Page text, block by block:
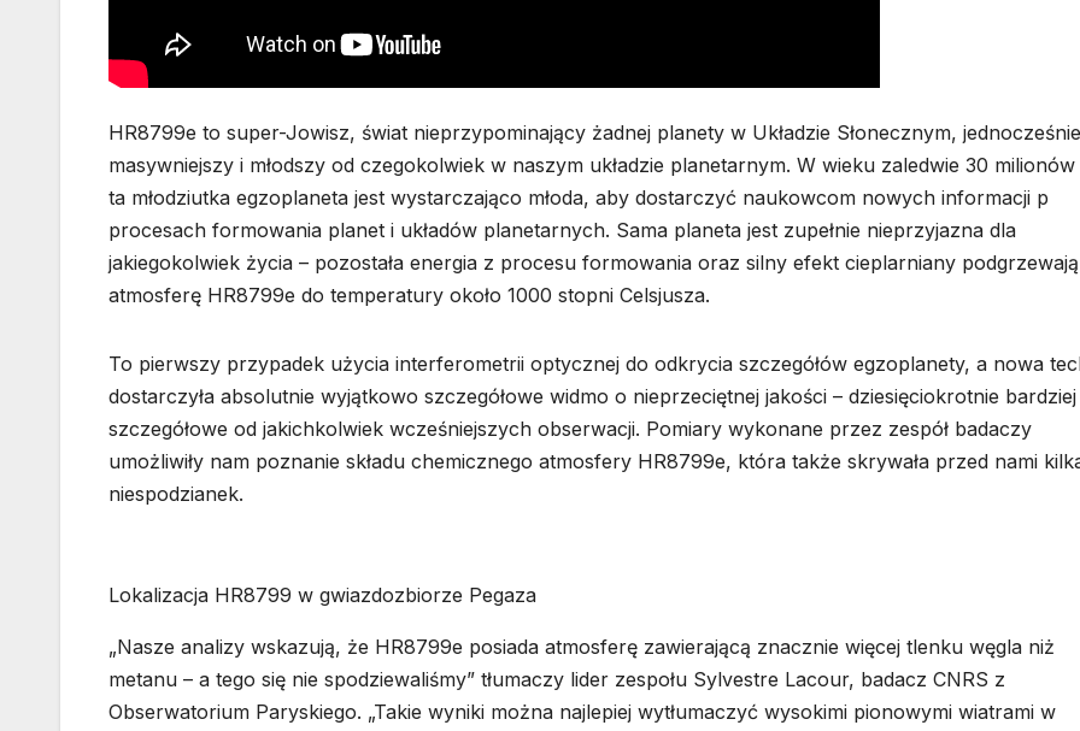
HR8799e to super-Jowisz, świat nieprzypominający żadnej planety w Układzie Słonecznym, jednocześnie
masywniejszy i młodszy od czegokolwiek w naszym układzie planetarnym. W wieku zaledwie 30
ta młodziutka egzoplaneta jest wystarczająco młoda, aby dostarczyć naukowcom nowych informacji p
procesach formowania planet i układów planetarnych. Sama planeta jest zupełnie nieprzyjazna dla
jakiegokolwiek życia – pozostała energia z procesu formowania oraz silny efekt cieplarniany podgrzewają
atmosferę HR8799e do temperatury około 1000 stopni Celsjusza.
To pierwszy przypadek użycia interferometrii optycznej do odkrycia szczegółów egzoplanety, a nowa
dostarczyła absolutnie wyjątkowo szczegółowe widmo o nieprzeciętnej jakości – dziesięciokrotnie bardziej
szczegółowe od jakichkolwiek wcześniejszych obserwacji. Pomiary wykonane przez zespół badaczy
umożliwiły nam poznanie składu chemicznego atmosfery HR8799e, która także skrywała przed nami
niespodzianek.
Lokalizacja HR8799 w gwiazdozbiorze Pegaza
„Nasze analizy wskazują, że HR8799e posiada atmosferę zawierającą znacznie więcej tlenku węgla niż
metanu – a tego się nie spodziewaliśmy” tłumaczy lider zespołu Sylvestre Lacour, badacz CNRS z
Obserwatorium Paryskiego. „Takie wyniki można najlepiej wytłumaczyć wysokimi pionowymi wiatrami w